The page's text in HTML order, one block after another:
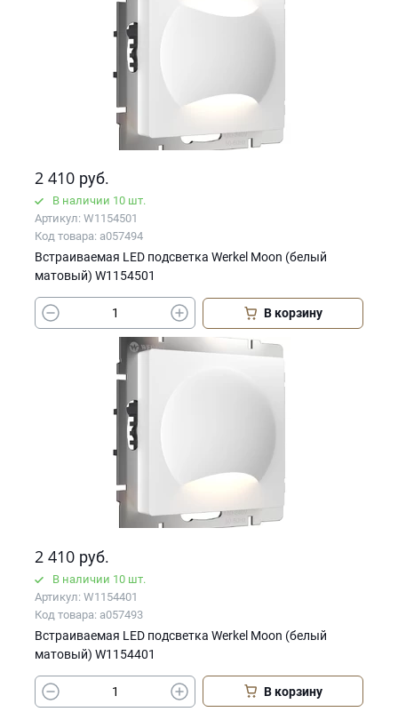
2 410 руб.
В наличии 10 шт.
Артикул: W1154501
Код товара: a057494
Встраиваемая LED подсветка Werkel Moon (белый
матовый) W1154501
В корзину
2 410 руб.
В наличии 10 шт.
Артикул: W1154401
Код товара: a057493
Встраиваемая LED подсветка Werkel Moon (белый
матовый) W1154401
В корзину